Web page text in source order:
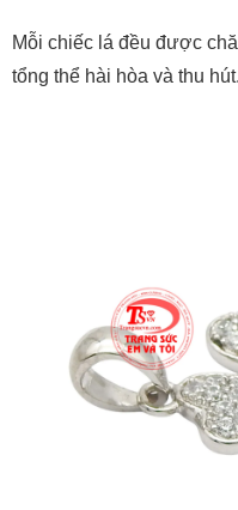
Mỗi chiếc lá đều được
tổng thể hài hòa và thu hút.